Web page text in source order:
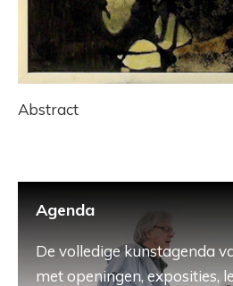
Abstract
Agenda
De volledige kunstagenda
met openingen, exposities,